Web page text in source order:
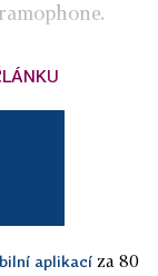
aplikací za 80